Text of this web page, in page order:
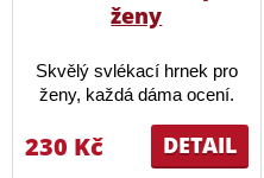
ženy
Skvělý svlékací hrnek pro
ženy, každá dáma ocení.
DETAIL
230 Kč